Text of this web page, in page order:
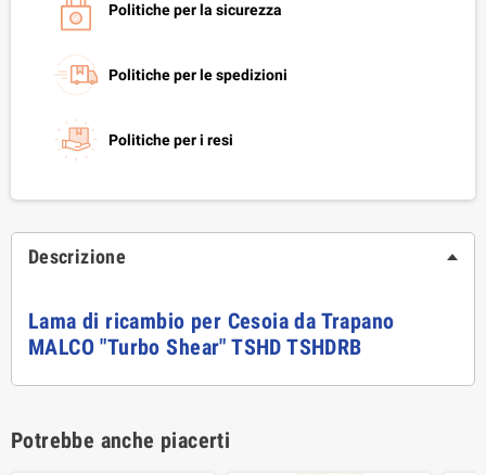
Politiche per la sicurezza
Politiche per le spedizioni
Politiche per i resi
Descrizione
Lama di ricambio per Cesoia da Trapano
MALCO "Turbo Shear" TSHD TSHDRB
Potrebbe anche piacerti